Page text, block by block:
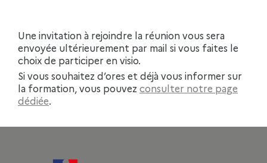
Une invitation à rejoindre la réunion vous sera
envoyée ultérieurement par mail si vous faites le
choix de participer en visio.
Si vous souhaitez d’ores et déjà vous informer sur
la formation, vous pouvez consulter notre page
dédiée.